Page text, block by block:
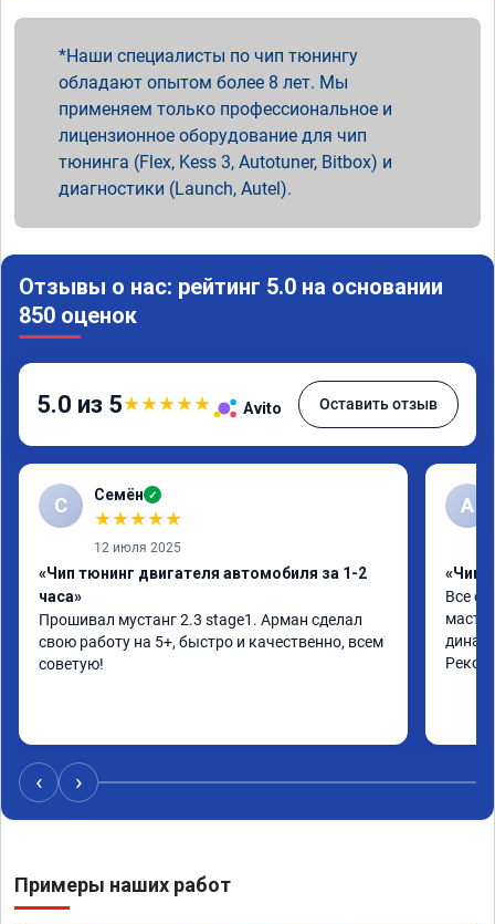
Наши специалисты по чип тюнингу
обладают опытом более 8 лет. Мы
применяем только профессиональное и
лицензионное оборудование для чип
тюнинга (Flex, Kess 3, Autotuner, Bitbox) и
диагностики (Launch, Autel).
Отзывы о нас: рейтинг 5.0 на основании
850 оценок
5.0 из 5★★★★★ Avito Оставить отзыв
С Семён ✓
★★★★★
12 июля 2025
«Чип тюнинг двигателя автомобиля за 1-2
часа»
Прошивал мустанг 2.3 stage1. Арман сделал
свою работу на 5+, быстро и качественно, всем
советую!
А
«Чип
Все
‹ ›
Примеры наших работ